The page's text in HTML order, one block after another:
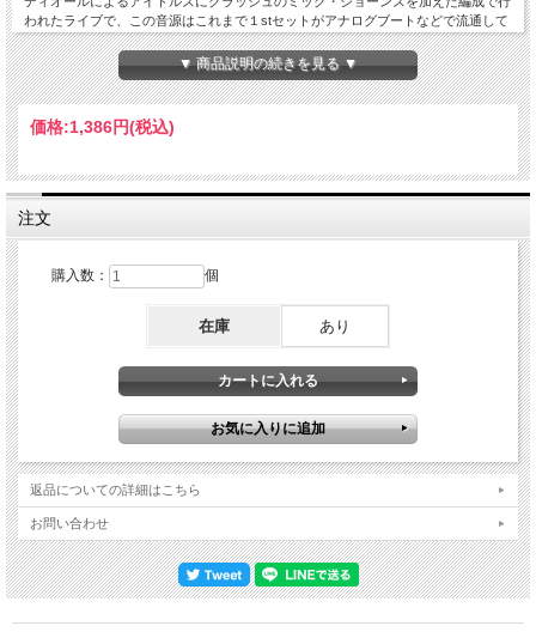
われたライブで、この音源はこれまで１stセットがアナログブートなどで流通して
いました。本作では２ndセットを含めマスター・カセットからダイレクトにデジタ
ル・トランスファーされており、モノラルながらヴォーカルを含めバランスよく収
録されています。またマスターに起因するピッチのズレは丁寧に補正されていま
す。２ndセットの"Search & Destroy"のイントロで欠落部が、またラストの"Take A
Chance With Me"の後半で録音機材トラブルと思われるノイズでフェイドアウトし
ているのが惜しいところですがそれ以外は欠落なく収録されています。マクシス・
インの証言によると６００人ほどのキャパに４０００人のオーディエンスが押しか
けたと回想している。ミック・ジョーンズはクラッシュの２ndアルバム『動乱 野
獣を野に放て』のミキシングでタイミング良くニューヨークに滞在していた事で出
演したと言われており、同年９月２８～３０日のライブからセレクトされたアルバ
ズの"No Lip"が聴けるのも見逃せません！Max's Kansas City,New York,NY USA
September 7, 1978 First Show: 01.tuning 02.Search & Destroy 03.I Wanna Be Your
Dog 04.No Lip 05.Something Else 06.Belson Was A Gas 07.Stepping Stone
08.Chinese Rocks 09.My Way 10.encore 11.Take A Chance With Me 12.outro
Second Show: 13.Search & Destroy(Incomplete) 14.I Wanna Be Your Dog
15.Belson Was A Gas 16.No Lip 17.Something Else 18.Stepping Stone 19.Chinese
Rocks 20.Take A Chance With Me(Incomplete / Inc.noise) Jerry Nolan, Mick Jones,
▼ 商品説明の続きを見る ▼
価格:1,386円(税込)
注文
購入数： 個
在庫 あり
返品についての詳細はこちら
お問い合わせ